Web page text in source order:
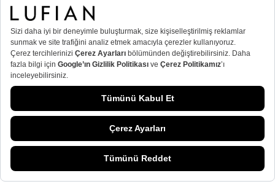
© Lufian.com 2026 Tüm Hakları Saklıdır
E-TicaretSistemleriyle Hazırlanmıştır.